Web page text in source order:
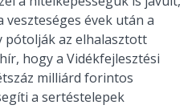
veszteséges évek után a
pótolják az elhalasztott
hogy a Vidékfejlesztési
milliárd forintos
a sertéstelepek